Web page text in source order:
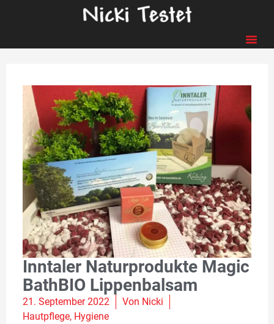
Inntaler Naturprodukte Magic
BathBIO Lippenbalsam
21. September 2022 Von Nicki
Hautpflege, Hygiene